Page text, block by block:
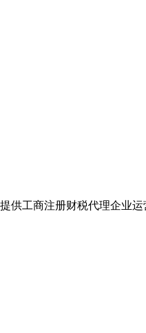
供工商注册财税代理企业